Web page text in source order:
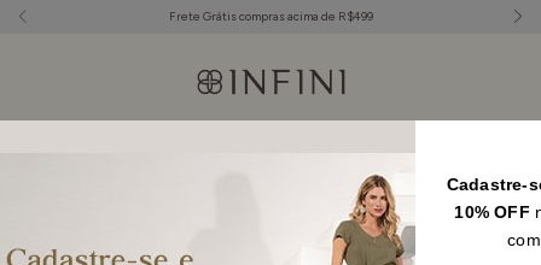
Frete Grátis compras acima de R$499
Cadastre-
10% OFF